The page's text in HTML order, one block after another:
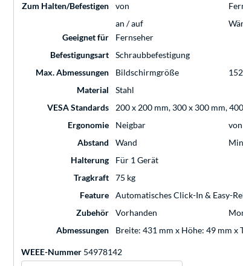
Zum Halten/Befestigen
von
an / auf
Geeignet für
Fernseher
Befestigungsart
Schraubbefestigung
Max. Abmessungen
Bildschirmgröße
Material
Stahl
VESA Standards
200 x 200 mm, 300 x 300 mm,
Ergonomie
Neigbar
von
Abstand
Wand
Halterung
Für 1 Gerät
Tragkraft
75 kg
Feature
Automatisches Click-In & Easy-
Zubehör
Vorhanden
Abmessungen
Breite: 431 mm x Höhe: 49 mm x
WEEE-Nummer 54978142